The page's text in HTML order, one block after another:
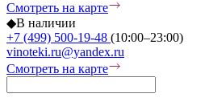
Смотреть на карте
◆В наличии
+7 (499) 500-19-48 (10:00–23:00)
vinoteki.ru@yandex.ru
Смотреть на карте